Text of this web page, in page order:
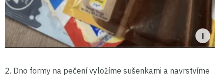
2. Dno formy na pečení vyložíme sušenkami a navrstvíme